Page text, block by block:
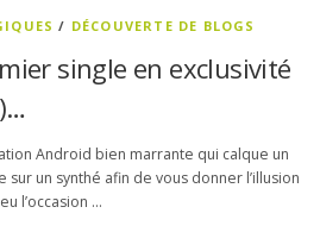
/ DÉCOUVERTE DE BLOGS
single en exclusivité
Android bien marrante qui calque un
un synthé afin de vous donner l’illusion
l’occasion …